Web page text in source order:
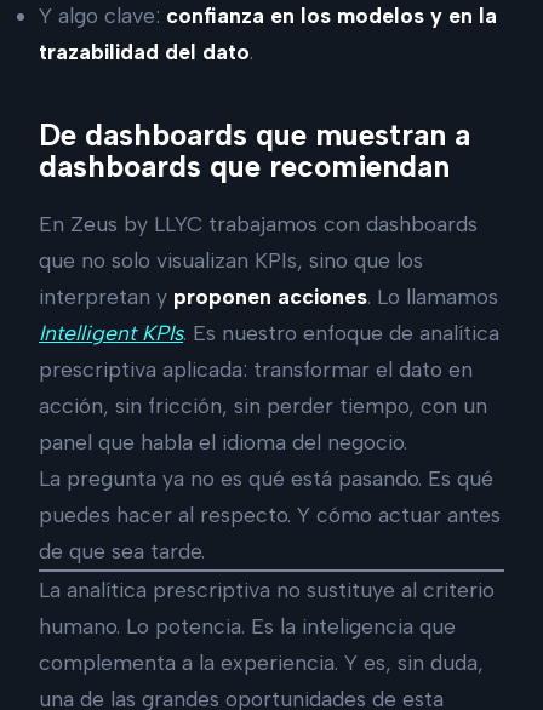
Y algo clave: confianza en los modelos y en la
trazabilidad del dato.
De dashboards que muestran a
dashboards que recomiendan
En Zeus by LLYC trabajamos con dashboards
que no solo visualizan KPIs, sino que los
interpretan y proponen acciones. Lo llamamos
Intelligent KPIs. Es nuestro enfoque de analítica
prescriptiva aplicada: transformar el dato en
acción, sin fricción, sin perder tiempo, con un
panel que habla el idioma del negocio.
La pregunta ya no es qué está pasando. Es qué
puedes hacer al respecto. Y cómo actuar antes
de que sea tarde.
La analítica prescriptiva no sustituye al criterio
humano. Lo potencia. Es la inteligencia que
complementa a la experiencia. Y es, sin duda,
una de las grandes oportunidades de esta